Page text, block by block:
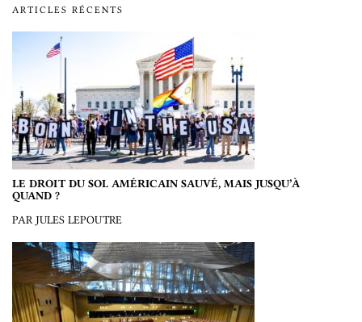
ARTICLES RÉCENTS
LE DROIT DU SOL AMÉRICAIN SAUVÉ, MAIS JUSQU’À
QUAND ?
PAR JULES LEPOUTRE